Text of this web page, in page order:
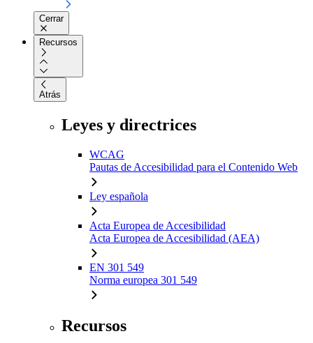
Cerrar
Recursos
Atrás
Leyes y directrices
WCAG
Pautas de Accesibilidad para el Contenido Web
Ley española
Acta Europea de Accesibilidad
Acta Europea de Accesibilidad (AEA)
EN 301 549
Norma europea 301 549
Recursos